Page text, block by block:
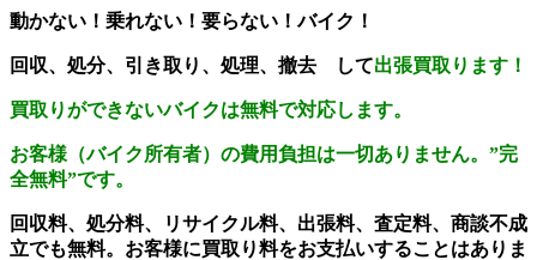
動かない！乗れない！要らない！バイク！
回収、処分、引き取り、処理、撤去 して出張買取ります！
買取りができないバイクは無料で対応します。
お客様（バイク所有者）の費用負担は一切ありません。 ”完
全無料”です。
回収料、処分料、リサイクル料、出張料、査定料、商談不成
立でも無料。お客様に買取り料をお支払いすることはありま